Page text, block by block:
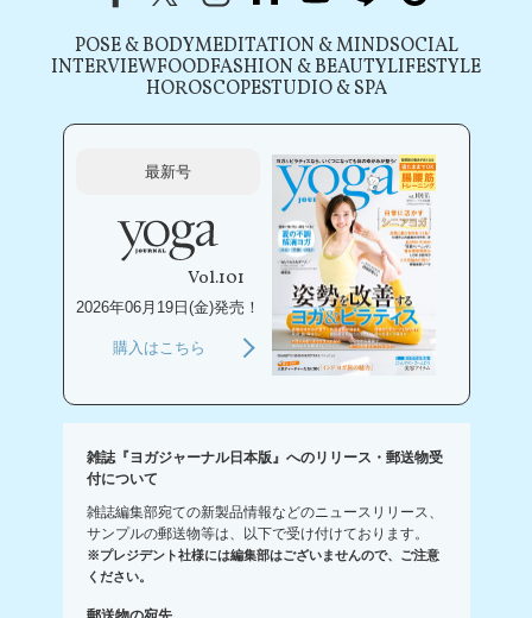
POSE & BODYMEDITATION & MINDSOCIAL
INTERVIEWFOODFASHION & BEAUTYLIFESTYLE
HOROSCOPESTUDIO & SPA
最新号
Vol.101
2026年06月19日(金)発売！
購入はこちら
雑誌『ヨガジャーナル日本版』へのリリース・郵送物受
付について
雑誌編集部宛ての新製品情報などのニュースリリース、
サンプルの郵送物等は、以下で受け付けております。
※プレジデント社様には編集部はございませんので、ご注意
ください。